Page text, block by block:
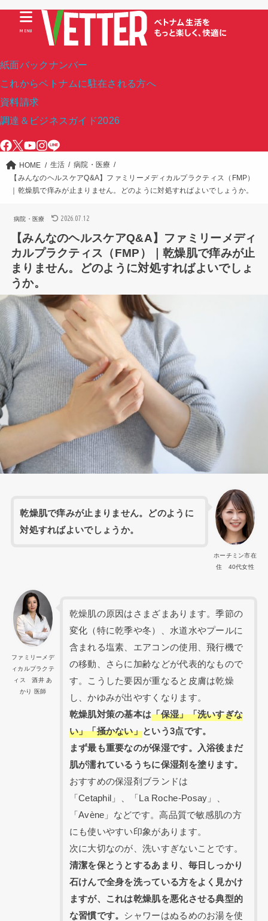
紙面バックナンバー
これからベトナムに駐在される方へ
資料請求
調達＆ビジネスガイド2026
MENU
HOME 生活
病院・医療
【みんなのヘルスケアQ&A】ファミリーメディカルプラクティス（FMP）
｜乾燥肌で痒みが止まりません。どのように対処すればよいでしょうか。
病院・医療 2026.07.12
【みんなのヘルスケアQ&A】ファミリーメディ
カルプラクティス（FMP）｜乾燥肌で痒みが止
まりません。どのように対処すればよいでしょ
うか。
ホーチミン市在
住 40代女性
乾燥肌で痒みが止まりません。どのように
対処すればよいでしょうか。
ファミリーメデ
ィカルプラクテ
ィス 酒井 あ
かり 医師
乾燥肌の原因はさまざまあります。季節の
変化（特に乾季や冬）、水道水やプールに
含まれる塩素、エアコンの使用、飛行機で
の移動、さらに加齢などが代表的なもので
す。こうした要因が重なると皮膚は乾燥
し、かゆみが出やすくなります。
乾燥肌対策の基本は「保湿」「洗いすぎな
い」「掻かない」という3点です。
まず最も重要なのが保湿です。入浴後まだ
肌が濡れているうちに保湿剤を塗ります。
おすすめの保湿剤ブランドは
「Cetaphil」、「La Roche-Posay」、
「Avène」などです。高品質で敏感肌の方
にも使いやすい印象があります。
次に大切なのが、洗いすぎないことです。
清潔を保とうとするあまり、毎日しっかり
石けんで全身を洗っている方をよく見かけ
ますが、これは乾燥肌を悪化させる典型的
な習慣です。 シャワーはぬるめのお湯を使